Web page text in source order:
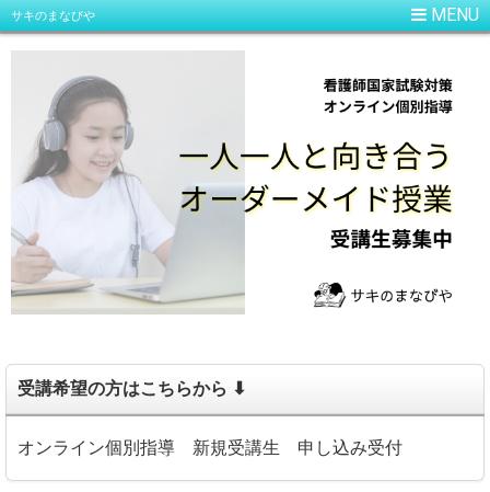
サキのまなびや
受講希望の方はこちらから ⬇
オンライン個別指導 新規受講生 申し込み受付